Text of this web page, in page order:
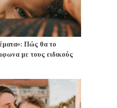
Πώς θα το
με τους ειδικούς